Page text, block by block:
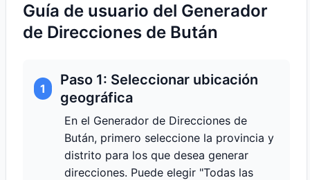
Guía de usuario del Generador
de Direcciones de Bután
1
Paso 1: Seleccionar ubicación
geográfica
En el Generador de Direcciones de
Bután, primero seleccione la provincia y
distrito para los que desea generar
direcciones. Puede elegir "Todas las